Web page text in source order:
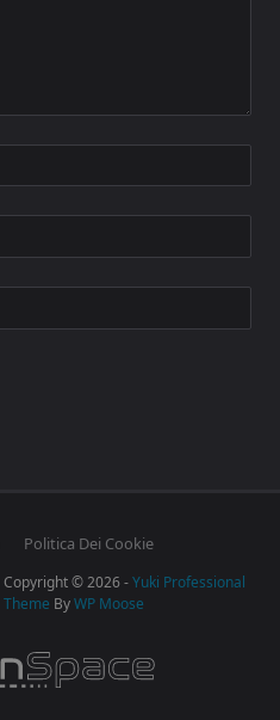
Politica Dei Cookie
Copyright © 2026 -Yuki Professional
Theme ByWP Moose